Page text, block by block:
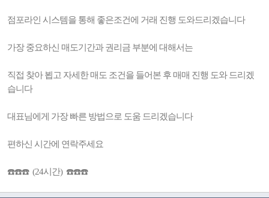
점포라인 시스템을 통해 좋은조건에 거래 진행 도와드리겠습니다
가장 중요하신 매도기간과 권리금 부분에 대해서는
직접 찾아 뵙고 자세한 매도 조건을 들어본 후 매매 진행 도와 드리겠
습니다
대표님에게 가장 빠른 방법으로 도움 드리겠습니다
편하신 시간에 연락주세요
☎️☎️☎️ (24시간) ☎️☎️☎️